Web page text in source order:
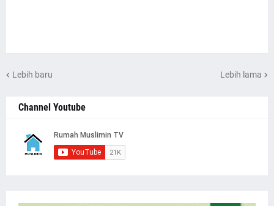
Lebih baru Lebih lama
Channel Youtube